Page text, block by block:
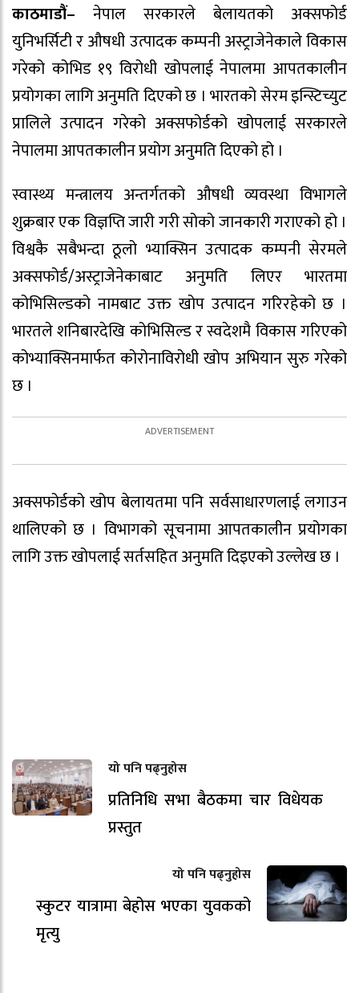
काठमाडौं– नेपाल सरकारले बेलायतको अक्सफोर्ड
युनिभर्सिटी र औषधी उत्पादक कम्पनी अस्ट्राजेनेकाले विकास
गरेको कोभिड १९ विरोधी खोपलाई नेपालमा आपतकालीन
प्रयोगका लागि अनुमति दिएको छ । भारतको सेरम इन्स्टिच्युट
प्रालिले उत्पादन गरेको अक्सफोर्डको खोपलाई सरकारले
नेपालमा आपतकालीन प्रयोग अनुमति दिएको हो ।
स्वास्थ्य मन्त्रालय अन्तर्गतको औषधी व्यवस्था विभागले
शुक्रबार एक विज्ञप्ति जारी गरी सोको जानकारी गराएको हो ।
विश्वकै सबैभन्दा ठूलो भ्याक्सिन उत्पादक कम्पनी सेरमले
अक्सफोर्ड/अस्ट्राजेनेकाबाट अनुमति लिएर भारतमा
कोभिसिल्डको नामबाट उक्त खोप उत्पादन गरिरहेको छ ।
भारतले शनिबारदेखि कोभिसिल्ड र स्वदेशमै विकास गरिएको
कोभ्याक्सिनमार्फत कोरोनाविरोधी खोप अभियान सुरु गरेको
छ ।
अक्सफोर्डको खोप बेलायतमा पनि सर्वसाधारणलाई लगाउन
थालिएको छ । विभागको सूचनामा आपतकालीन प्रयोगका
लागि उक्त खोपलाई सर्तसहित अनुमति दिइएको उल्लेख छ ।
यो पनि पढ्नुहोस
प्रतिनिधि सभा बैठकमा चार विधेयक
प्रस्तुत
यो पनि पढ्नुहोस
स्कुटर यात्रामा बेहोस भएका युवकको
मृत्यु